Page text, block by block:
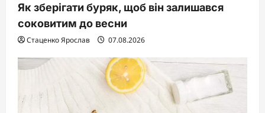
Як зберігати буряк, щоб він залишався
соковитим до весни
Стаценко Ярослав 07.08.2026